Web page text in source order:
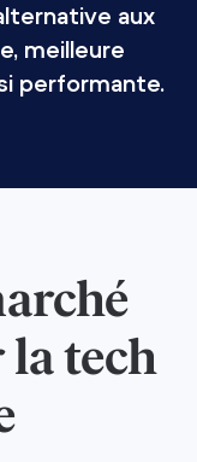
aux
meilleure
performante.
tech